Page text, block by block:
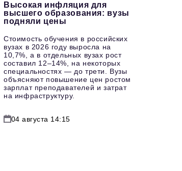
Высокая инфляция для
высшего образования: вузы
подняли цены
Стоимость обучения в российских
вузах в 2026 году выросла на
10,7%, а в отдельных вузах рост
составил 12–14%, на некоторых
специальностях — до трети. Вузы
объясняют повышение цен ростом
зарплат преподавателей и затрат
на инфраструктуру.
04 августа 14:15